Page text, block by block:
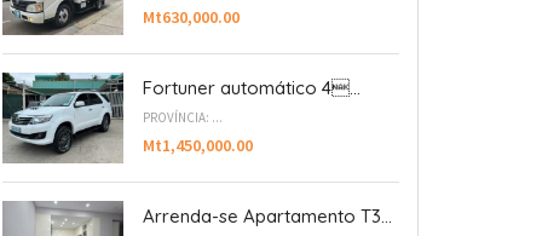
Mt630,000.00
Fortuner automático 4...
PROVÍNCIA: ...
Mt1,450,000.00
Arrenda-se Apartamento T3...